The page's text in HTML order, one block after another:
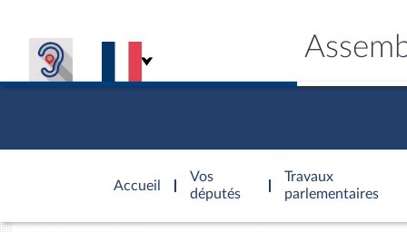
Accueil
d'accueil
Vos
députés
Travaux
parlementaires